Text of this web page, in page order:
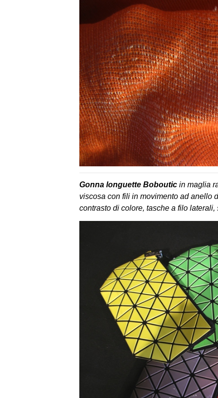
Gonna longuette Bobouticin maglia
viscosa con fili in movimento ad anello
contrasto di colore, tasche a filo laterali,